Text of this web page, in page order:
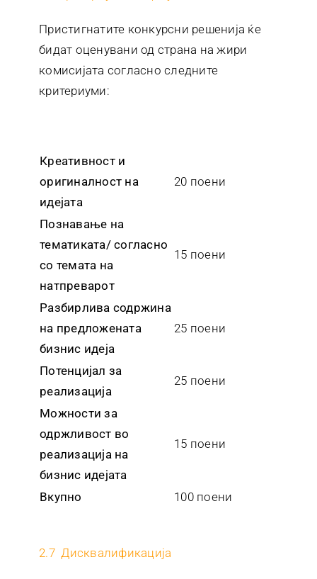
Пристигнатите конкурсни решенија ќе
бидат оценувани од страна на жири
комисијата согласно следните
критериуми:
Креативност и
оригиналност на
идејата
20 поени
Познавање на
тематиката/ согласно
со темата на
натпреварот
15 поени
Разбирлива содржина
на предложената
бизнис идеја
25 поени
Потенцијал за
реализација
25 поени
Можности за
одржливост во
реализација на
бизнис идејата
15 поени
Вкупно 100 поени
2.7 Дисквалификација